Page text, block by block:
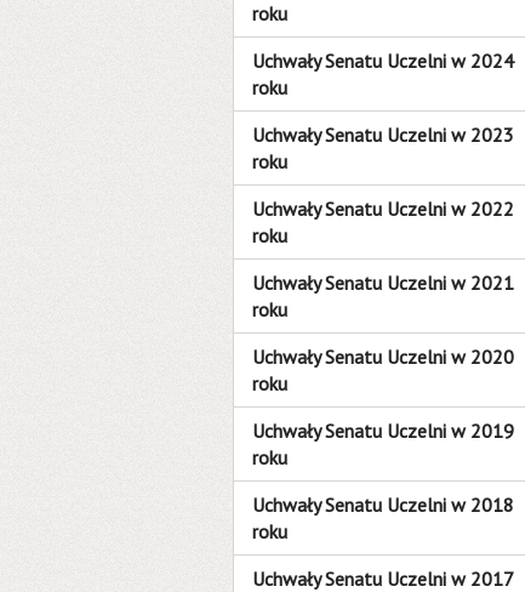
roku
Uchwały Senatu Uczelni w 2024
roku
Uchwały Senatu Uczelni w 2023
roku
Uchwały Senatu Uczelni w 2022
roku
Uchwały Senatu Uczelni w 2021
roku
Uchwały Senatu Uczelni w 2020
roku
Uchwały Senatu Uczelni w 2019
roku
Uchwały Senatu Uczelni w 2018
roku
Uchwały Senatu Uczelni w 2017